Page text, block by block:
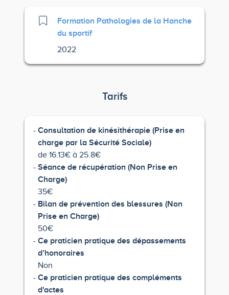
Formation Pathologies de la Hanche
du sportif
2022
Tarifs
Consultation de kinésithérapie (Prise en
charge par la Sécurité Sociale)
de 16.13€ à 25.8€
Séance de récupération (Non Prise en
Charge)
35€
Bilan de prévention des blessures (Non
Prise en Charge)
50€
Ce praticien pratique des dépassements
d’honoraires
Non
Ce praticien pratique des compléments
d'actes